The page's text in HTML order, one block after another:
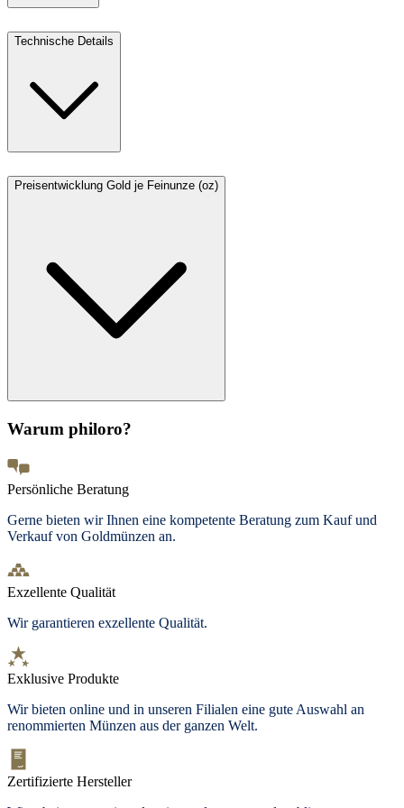
Technische Details
Preisentwicklung Gold je Feinunze (oz)
Warum philoro?
Persönliche Beratung
Gerne bieten wir Ihnen eine kompetente Beratung zum Kauf und
Verkauf von Goldmünzen an.
Exzellente Qualität
Wir garantieren exzellente Qualität.
Exklusive Produkte
Wir bieten online und in unseren Filialen eine gute Auswahl an
renommierten Münzen aus der ganzen Welt.
Zertifizierte Hersteller